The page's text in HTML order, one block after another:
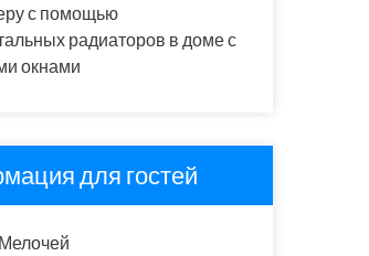
с помощью
радиаторов в доме с
окнами
для гостей